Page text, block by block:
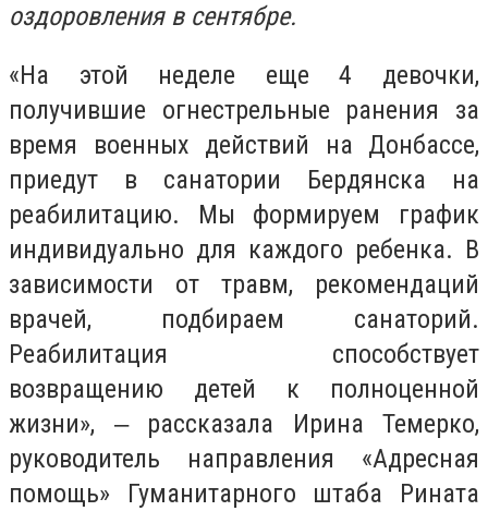
оздоровления в сентябре.
«На этой неделе еще 4 девочки,
получившие огнестрельные ранения за
время военных действий на Донбассе,
приедут в санатории Бердянска на
реабилитацию. Мы формируем график
индивидуально для каждого ребенка. В
зависимости от травм, рекомендаций
врачей, подбираем санаторий.
Реабилитация способствует
возвращению детей к полноценной
жизни», ‒ рассказала Ирина Темерко,
руководитель направления «Адресная
помощь» Гуманитарного штаба Рината